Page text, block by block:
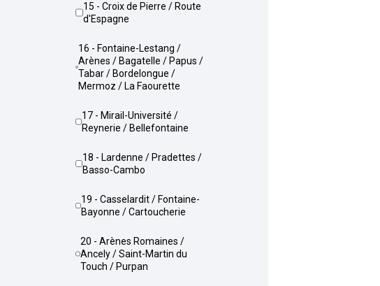
15 - Croix de Pierre / Route
d'Espagne
16 - Fontaine-Lestang /
Arènes / Bagatelle / Papus /
Tabar / Bordelongue /
Mermoz / La Faourette
17 - Mirail-Université /
Reynerie / Bellefontaine
18 - Lardenne / Pradettes /
Basso-Cambo
19 - Casselardit / Fontaine-
Bayonne / Cartoucherie
20 - Arènes Romaines /
Ancely / Saint-Martin du
Touch / Purpan